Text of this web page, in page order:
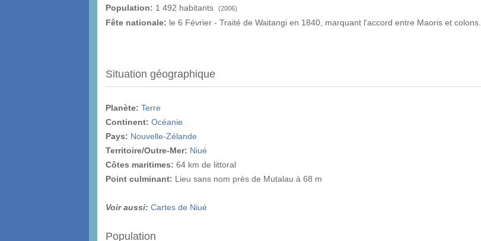
Population: 1 492 habitants (2006)
Fête nationale: le 6 Février - Traité de Waitangi en 1840, marquant l'accord entre Maoris et colons.
Situation géographique
Planète: Terre
Continent: Océanie
Pays: Nouvelle-Zélande
Territoire/Outre-Mer: Niué
Côtes maritimes: 64 km de littoral
Point culminant: Lieu sans nom près de Mutalau à 68 m
Voir aussi: Cartes de Niué
Population